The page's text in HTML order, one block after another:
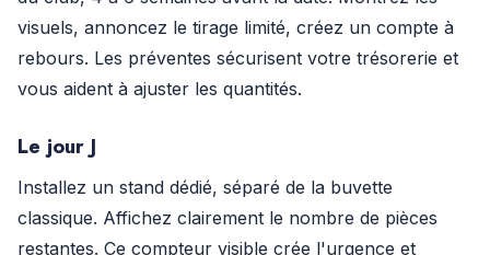
visuels, annoncez le tirage limité, créez un compte à
rebours. Les préventes sécurisent votre trésorerie et
vous aident à ajuster les quantités.
Le jour J
Installez un stand dédié, séparé de la buvette
classique. Affichez clairement le nombre de pièces
restantes. Ce compteur visible crée l'urgence et